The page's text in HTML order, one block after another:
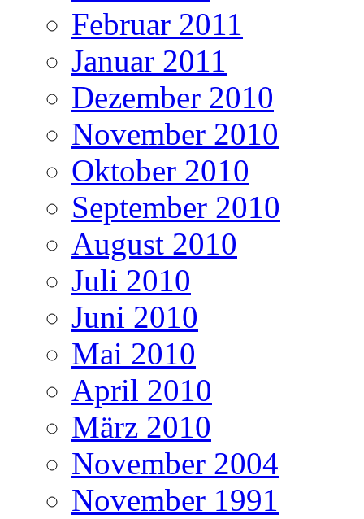
Februar 2011
Januar 2011
Dezember 2010
November 2010
Oktober 2010
September 2010
August 2010
Juli 2010
Juni 2010
Mai 2010
April 2010
März 2010
November 2004
November 1991